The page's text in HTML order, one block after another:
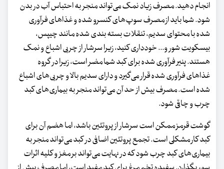
انجام دهید. مصرف زیاد نمک می‌تواند منجر به احتباس آب در بدن
شود. شما باید از مصرف سوپ‌های کنسرو شده و غذا‌های فرآوری
شده با محتوای سدیم، تنقلات بسته بندی شده مانند چیپس،
بیسکویت شور و... خودداری کنید، زیرا سرشار از چربی اشباع و نمک
هستند. پنیر فرآوری شده برای کبد شما مضر است، زیرا در گروه
غذا‌های فرآوری شده قرار می‌گیرد و دارای سدیم بالا و چربی‌های اشباع
شده است. مصرف بیش از حد آن می‌تواند منجر به بیماری‌های کبد
چرب و چاقی شود.
گوشت قرمز ممکن است سرشار از پروتئین باشد، اما هضم آن برای
کبد کار مشکلی است. تجمع پروتئین اضافی در کبد می‌تواند منجر به
بیماری‌های کبد چرب شود که در نهایت می‌تواند بر مغز و کلیه اثرات